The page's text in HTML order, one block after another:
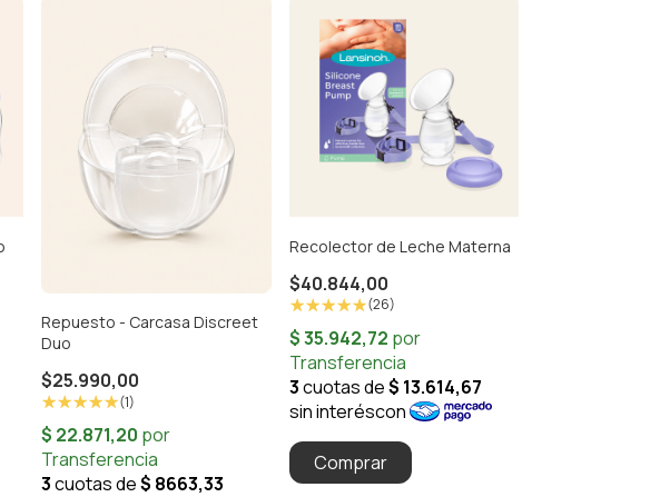
Repuesto - Carcasa Discreet
Duo
$25.990,00
(1)
Recolector de Leche Materna
$40.844,00
(26)